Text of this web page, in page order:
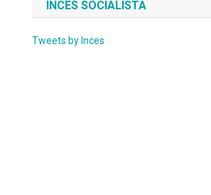
INCES SOCIALISTA
Tweets by Inces